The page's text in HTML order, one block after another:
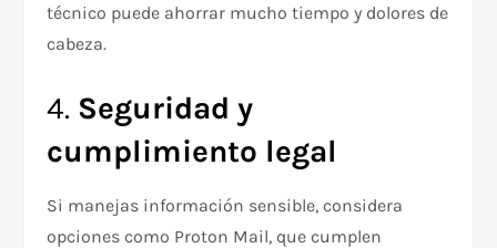
técnico puede ahorrar mucho tiempo y dolores de
cabeza.
4. Seguridad y
cumplimiento legal
Si manejas información sensible, considera
opciones como Proton Mail, que cumplen